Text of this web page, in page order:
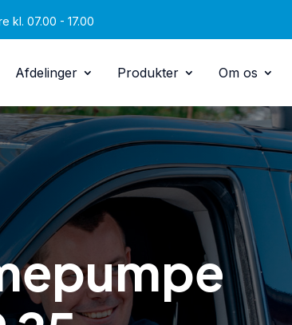
kl. 07.00 - 17.00
Afdelinger Produkter Om os